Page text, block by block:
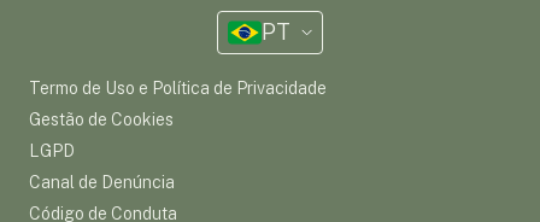
PT
Termo de Uso e Política de Privacidade
Gestão de Cookies
LGPD
Canal de Denúncia
Código de Conduta